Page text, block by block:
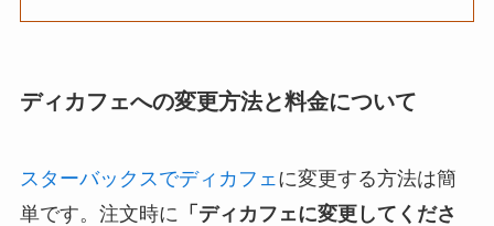
ディカフェへの変更方法と料金について
スターバックスでディカフェ に変更する方法は簡
単です。注文時に 「ディカフェに変更してくださ